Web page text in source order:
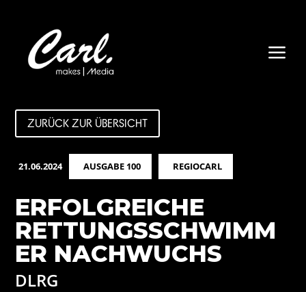
a
ZURÜCK ZUR ÜBERSICHT
21.06.2024 AUSGABE 100 REGIOCARL
ERFOLGREICHE
RETTUNGSSCHWIMM
ER NACHWUCHS
DLRG